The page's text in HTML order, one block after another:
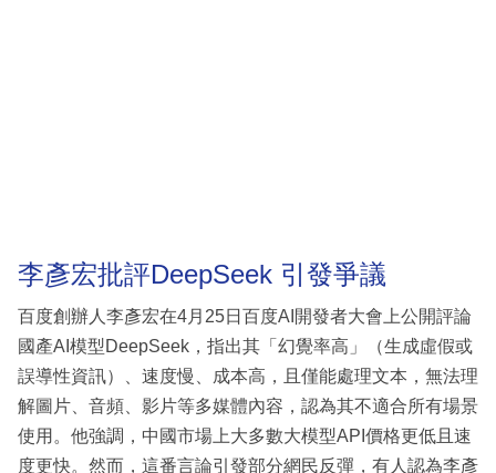
區
李彥宏批評DeepSeek 引發爭議
百度創辦人李彥宏在4月25日百度AI開發者大會上公開評論
國產AI模型DeepSeek，指出其「幻覺率高」（生成虛假或
誤導性資訊）、速度慢、成本高，且僅能處理文本，無法理
解圖片、音頻、影片等多媒體內容，認為其不適合所有場景
使用。他強調，中國市場上大多數大模型API價格更低且速
度更快。然而，這番言論引發部分網民反彈，有人認為李彥